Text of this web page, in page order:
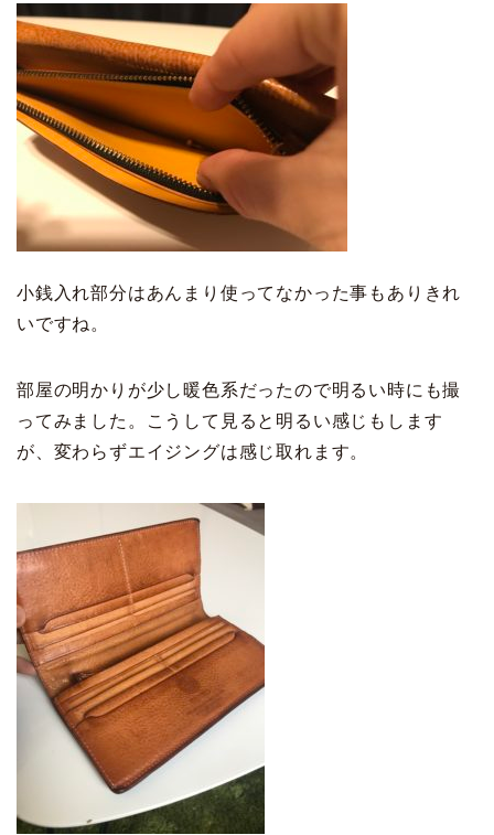
小銭入れ部分はあんまり使ってなかった事もありきれ
いですね。
部屋の明かりが少し暖色系だったので明るい時にも撮
ってみました。こうして見ると明るい感じもします
が、変わらずエイジングは感じ取れます。